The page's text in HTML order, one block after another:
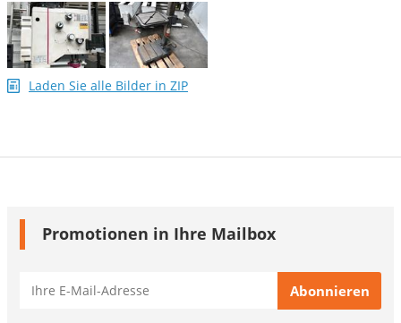
Laden Sie alle Bilder in ZIP
Promotionen in Ihre Mailbox